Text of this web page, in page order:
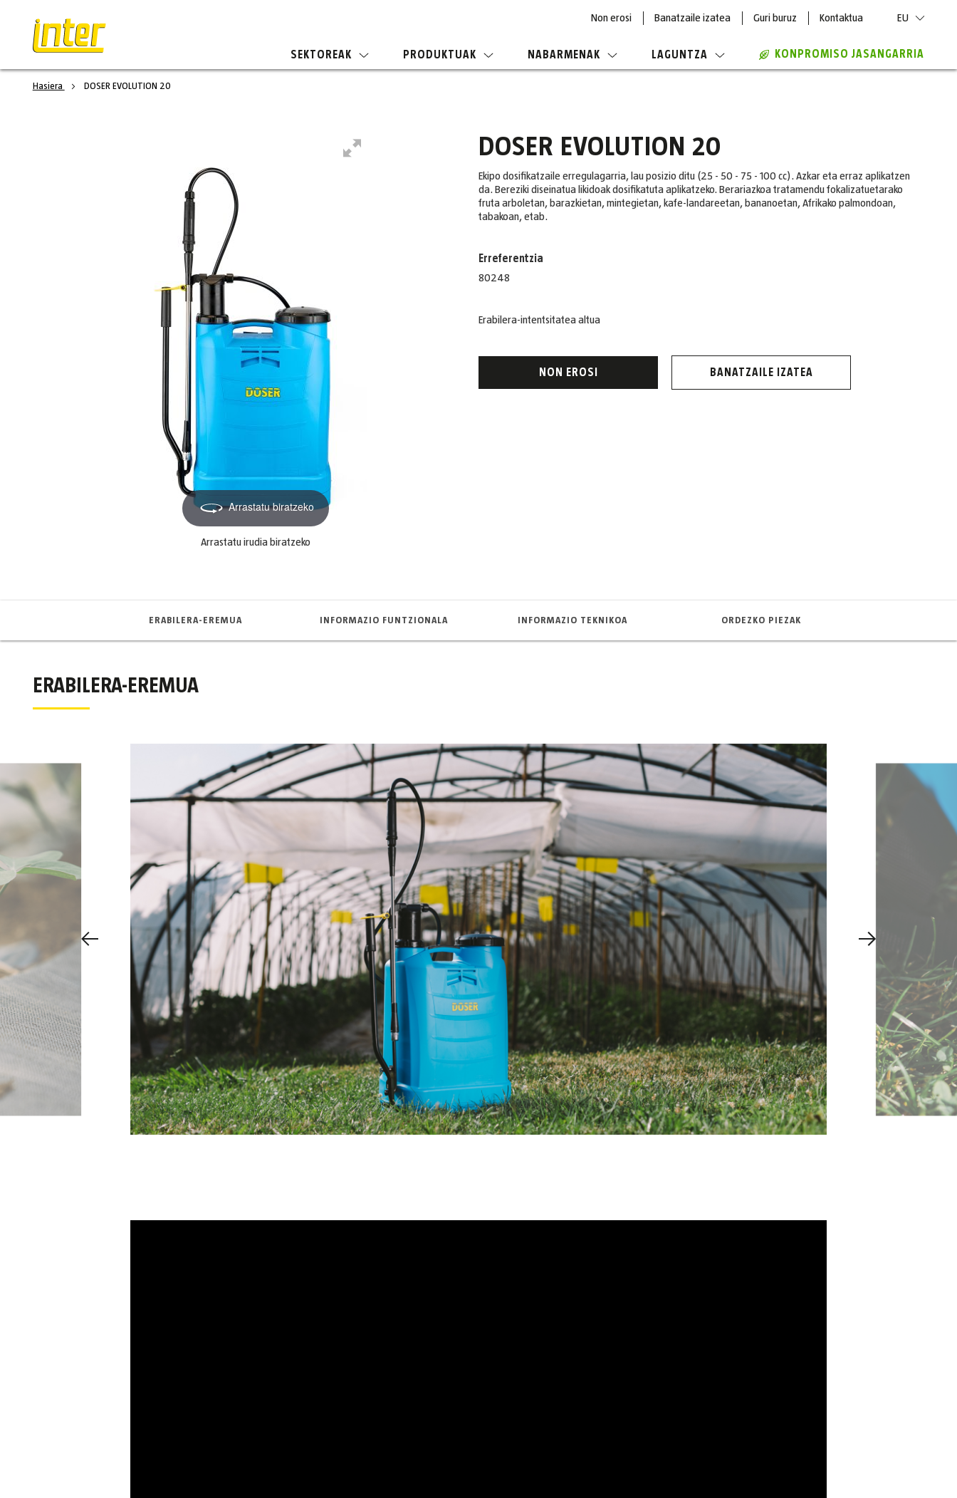
Non erosi Banatzaile izatea Guri buruz Kontaktua EU
SEKTOREAK PRODUKTUAK NABARMENAK LAGUNTZA KONPROMISO JASANGARRIA
Hasiera DOSER EVOLUTION 20
Arrastatu biratzeko
Arrastatu irudia biratzeko
DOSER EVOLUTION 20
Ekipo dosifikatzaile erregulagarria, lau posizio ditu (25 - 50 - 75 - 100 cc). Azkar eta erraz aplikatzen
da. Bereziki diseinatua likidoak dosifikatuta aplikatzeko. Berariazkoa tratamendu fokalizatuetarako
fruta arboletan, barazkietan, mintegietan, kafe-landareetan, bananoetan, Afrikako palmondoan,
tabakoan, etab.
Erreferentzia
80248
Erabilera-intentsitatea altua
NON EROSI BANATZAILE IZATEA
ERABILERA-EREMUA INFORMAZIO FUNTZIONALA INFORMAZIO TEKNIKOA ORDEZKO PIEZAK
ERABILERA-EREMUA